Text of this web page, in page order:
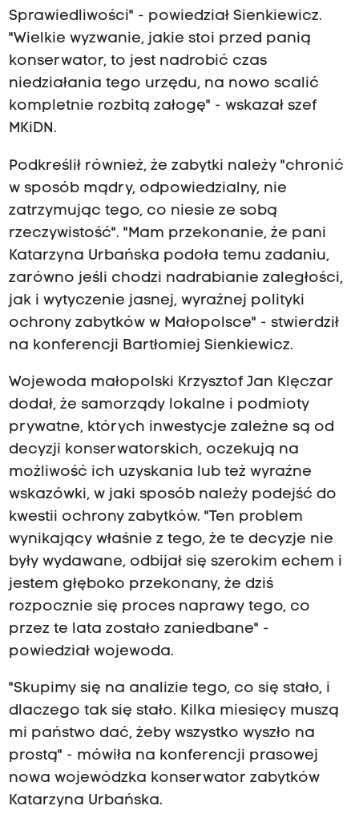
Sprawiedliwości" - powiedział Sienkiewicz.
"Wielkie wyzwanie, jakie stoi przed panią
konserwator, to jest nadrobić czas
niedziałania tego urzędu, na nowo scalić
kompletnie rozbitą załogę" - wskazał szef
MKiDN.
Podkreślił również, że zabytki należy "chronić
w sposób mądry, odpowiedzialny, nie
zatrzymując tego, co niesie ze sobą
rzeczywistość". "Mam przekonanie, że pani
Katarzyna Urbańska podoła temu zadaniu,
zarówno jeśli chodzi nadrabianie zaległości,
jak i wytyczenie jasnej, wyraźnej polityki
ochrony zabytków w Małopolsce" - stwierdził
na konferencji Bartłomiej Sienkiewicz.
Wojewoda małopolski Krzysztof Jan Klęczar
dodał, że samorządy lokalne i podmioty
prywatne, których inwestycje zależne są od
decyzji konserwatorskich, oczekują na
możliwość ich uzyskania lub też wyraźne
wskazówki, w jaki sposób należy podejść do
kwestii ochrony zabytków. "Ten problem
wynikający właśnie z tego, że te decyzje nie
były wydawane, odbijał się szerokim echem i
jestem głęboko przekonany, że dziś
rozpocznie się proces naprawy tego, co
przez te lata zostało zaniedbane" -
powiedział wojewoda.
"Skupimy się na analizie tego, co się stało, i
dlaczego tak się stało. Kilka miesięcy muszą
mi państwo dać, żeby wszystko wyszło na
prostą" - mówiła na konferencji prasowej
nowa wojewódzka konserwator zabytków
Katarzyna Urbańska.